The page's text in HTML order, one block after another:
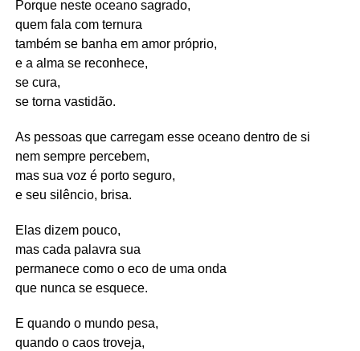
Porque neste oceano sagrado,
quem fala com ternura
também se banha em amor próprio,
e a alma se reconhece,
se cura,
se torna vastidão.
As pessoas que carregam esse oceano dentro de si
nem sempre percebem,
mas sua voz é porto seguro,
e seu silêncio, brisa.
Elas dizem pouco,
mas cada palavra sua
permanece como o eco de uma onda
que nunca se esquece.
E quando o mundo pesa,
quando o caos troveja,